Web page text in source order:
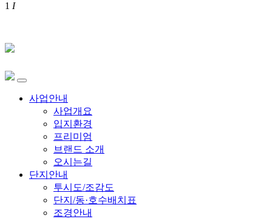
1 I
사업안내
사업개요
입지환경
프리미엄
브랜드 소개
오시는길
단지안내
투시도/조감도
단지/동·호수배치표
조경안내